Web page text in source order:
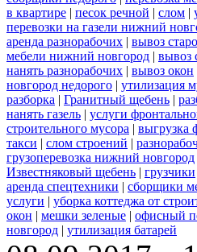
в квартире | песок речной | слом |
перевозки на газели нижний
аренда разнорабочих | вывоз
мебели нижний новгород | вывоз
нанять разнорабочих | вывоз окон
новгород недорого | утилизация
разборка | Гранитный щебень |
нанять газель | услуги
строительного мусора | выгрузка
такси | слом строений |
грузоперевозка нижний новгород
Известняковый щебень | грузчики
аренда спецтехники | сборщики
услуги | уборка коттеджа от
окон | мешки зеленые | офисный
новгород | утилизация батарей